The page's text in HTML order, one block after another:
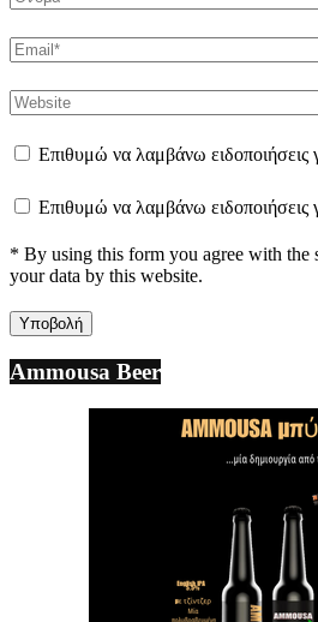
Επιθυμώ να λαμβάνω ειδοποιήσεις
Επιθυμώ να λαμβάνω
* By using this form you agree with the
your data by this website.
Ammousa Beer